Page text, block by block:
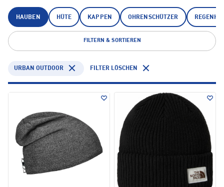
HAUBEN HÜTE KAPPEN OHRENSCHÜTZER
FILTERN & SORTIEREN
URBAN OUTDOOR FILTER LÖSCHEN